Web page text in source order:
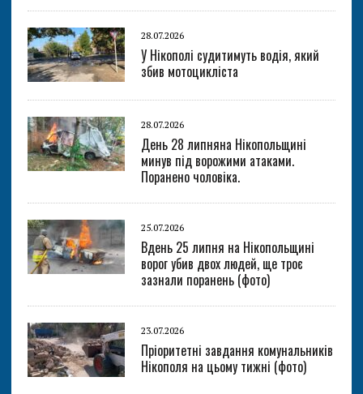
28.07.2026
У Нікополі судитимуть водія, який
збив мотоцикліста
28.07.2026
День 28 липняна Нікопольщині
минув під ворожими атаками.
Поранено чоловіка.
25.07.2026
Вдень 25 липня на Нікопольщині
ворог убив двох людей, ще троє
зазнали поранень (фото)
23.07.2026
Пріоритетні завдання комунальників
Нікополя на цьому тижні (фото)